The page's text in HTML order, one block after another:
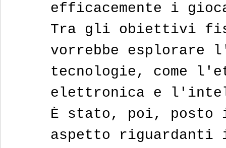
efficacemente i
Tra gli obiettivi
vorrebbe esplorare
tecnologie, come
elettronica e
È stato, poi,
aspetto